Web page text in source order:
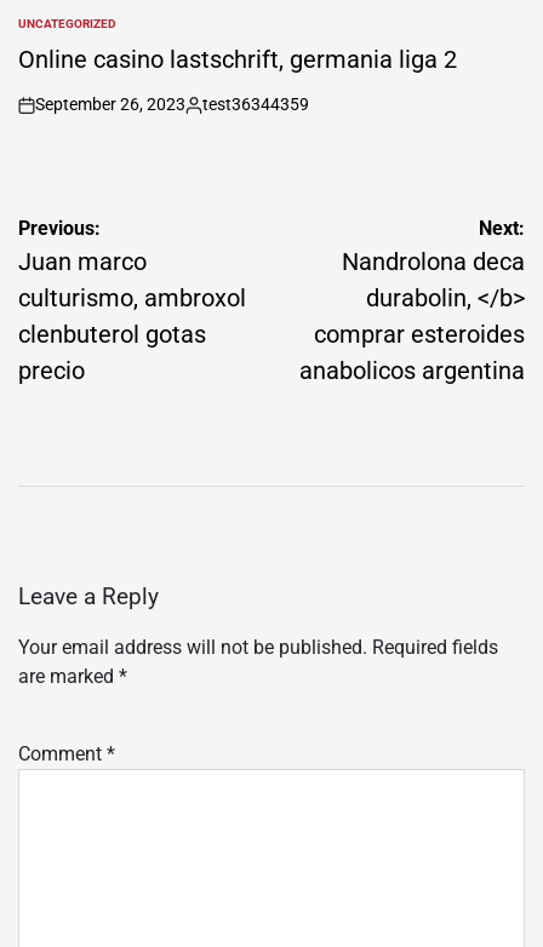
POSTED
IN
UNCATEGORIZED
Online casino lastschrift, germania liga 2
on
September 26, 2023
Posted
test36344359
Post
navigation
Previous:
Juan marco
culturismo, ambroxol
clenbuterol gotas
precio
Next:
Nandrolona deca
durabolin, </b>
comprar esteroides
anabolicos argentina
Leave a Reply
Your email address will not be published. Required fields
are marked *
Comment *